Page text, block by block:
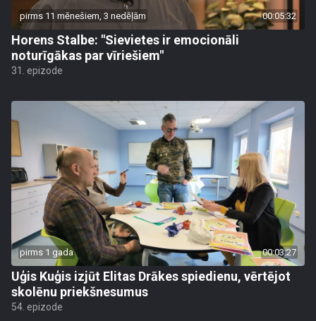
pirms 11 mēnešiem, 3 nedēļām 00:05:32
Horens Stalbe: "Sievietes ir emocionāli
noturīgākas par vīriešiem"
31. epizode
pirms 1 gada 00:03:27
Uģis Kuģis izjūt Elitas Drākes spiedienu, vērtējot
skolēnu priekšnesumus
54. epizode